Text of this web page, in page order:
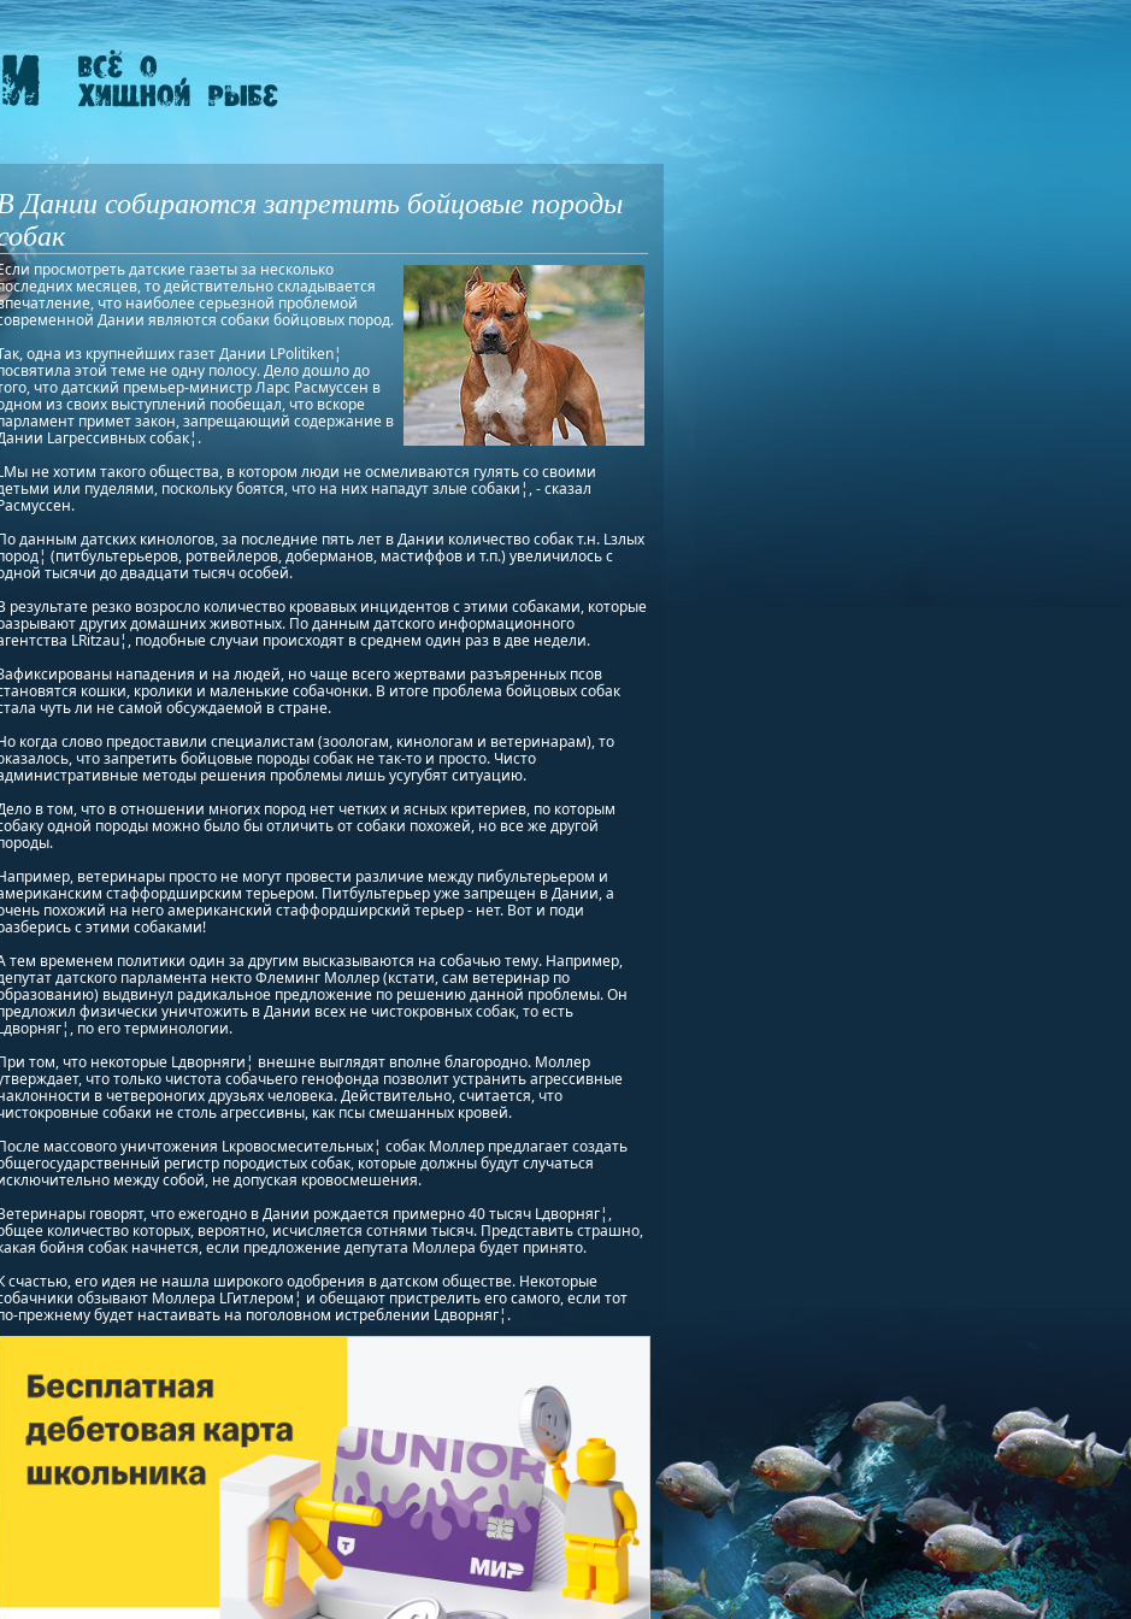
В Дании собираются запретить бойцовые породы
просмотреть датские газеты за несколько
месяцев, то действительно складывается
что наиболее серьезной проблемой
Дании являются собаки бойцовых пород.
одна из крупнейших газет Дании LPolitiken¦
этой теме не одну полосу. Дело дошло до
что датский премьер-министр Ларс Расмуссен в
из своих выступлений пообещал, что вскоре
примет закон, запрещающий содержание в
Lагрессивных собак¦.
не хотим такого общества, в котором люди не осмеливаются гулять со своими
или пуделями, поскольку боятся, что на них нападут злые собаки¦, - сказал
данным датских кинологов, за последние пять лет в Дании количество собак т.н. Lзлых
(питбультерьеров, ротвейлеров, доберманов, мастиффов и т.п.) увеличилось с
тысячи до двадцати тысяч особей.
результате резко возросло количество кровавых инцидентов с этими собаками, которые
других домашних животных. По данным датского информационного
LRitzau¦, подобные случаи происходят в среднем один раз в две недели.
нападения и на людей, но чаще всего жертвами разъяренных псов
кошки, кролики и маленькие собачонки. В итоге проблема бойцовых собак
чуть ли не самой обсуждаемой в стране.
когда слово предоставили специалистам (зоологам, кинологам и ветеринарам), то
что запретить бойцовые породы собак не так-то и просто. Чисто
методы решения проблемы лишь усугубят ситуацию.
в том, что в отношении многих пород нет четких и ясных критериев, по которым
одной породы можно было бы отличить от собаки похожей, но все же другой
ветеринары просто не могут провести различие между пибультерьером и
стаффордширским терьером. Питбультерьер уже запрещен в Дании, а
похожий на него американский стаффордширский терьер - нет. Вот и поди
с этими собаками!
тем временем политики один за другим высказываются на собачью тему. Например,
датского парламента некто Флеминг Моллер (кстати, сам ветеринар по
выдвинул радикальное предложение по решению данной проблемы. Он
физически уничтожить в Дании всех не чистокровных собак, то есть
по его терминологии.
том, что некоторые Lдворняги¦ внешне выглядят вполне благородно. Моллер
что только чистота собачьего генофонда позволит устранить агрессивные
в четвероногих друзьях человека. Действительно, считается, что
собаки не столь агрессивны, как псы смешанных кровей.
массового уничтожения Lкровосмесительных¦ собак Моллер предлагает создать
регистр породистых собак, которые должны будут случаться
между собой, не допуская кровосмешения.
говорят, что ежегодно в Дании рождается примерно 40 тысяч Lдворняг¦,
количество которых, вероятно, исчисляется сотнями тысяч. Представить страшно,
бойня собак начнется, если предложение депутата Моллера будет принято.
счастью, его идея не нашла широкого одобрения в датском обществе. Некоторые
обзывают Моллера LГитлером¦ и обещают пристрелить его самого, если тот
прежнему будет настаивать на поголовном истреблении Lдворняг¦.